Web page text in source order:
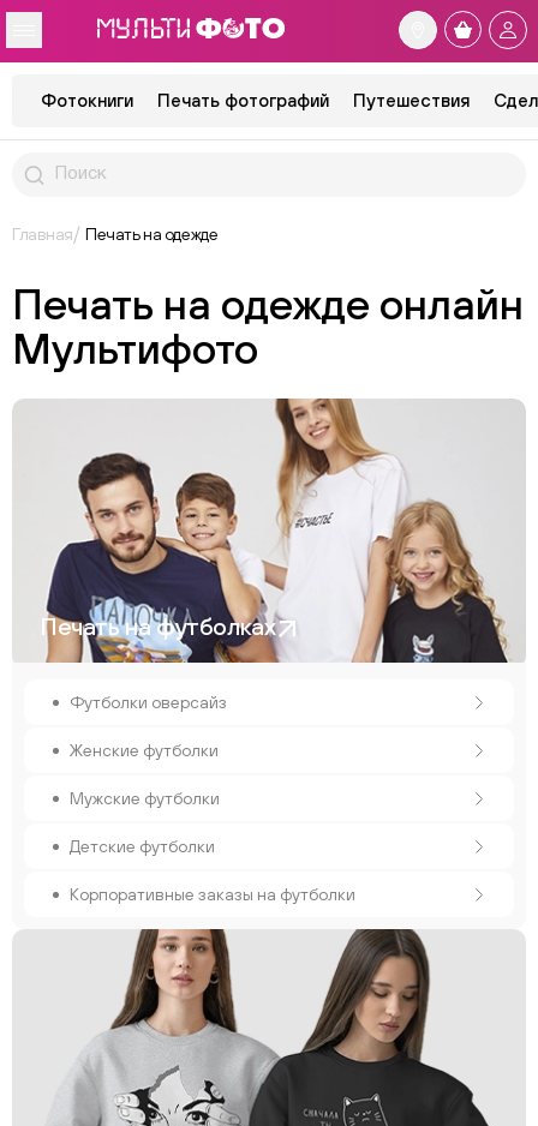
Фотокниги Печать фотографий Путешествия
Главная Печать на одежде
Печать на одежде онлайн
Мультифото
Печать на футболках
Футболки оверсайз
Женские футболки
Мужские футболки
Детские футболки
Корпоративные заказы на футболки